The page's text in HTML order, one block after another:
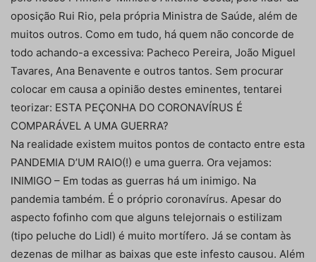
oposição Rui Rio, pela própria Ministra de Saúde, além de
muitos outros. Como em tudo, há quem não concorde de
todo achando-a excessiva: Pacheco Pereira, João Miguel
Tavares, Ana Benavente e outros tantos. Sem procurar
colocar em causa a opinião destes eminentes, tentarei
teorizar: ESTA PEÇONHA DO CORONAVÍRUS É
COMPARÁVEL A UMA GUERRA?
Na realidade existem muitos pontos de contacto entre esta
PANDEMIA D’UM RAIO(!) e uma guerra. Ora vejamos:
INIMIGO – Em todas as guerras há um inimigo. Na
pandemia também. É o próprio coronavírus. Apesar do
aspecto fofinho com que alguns telejornais o estilizam
(tipo peluche do Lidl) é muito mortífero. Já se contam às
dezenas de milhar as baixas que este infesto causou. Além